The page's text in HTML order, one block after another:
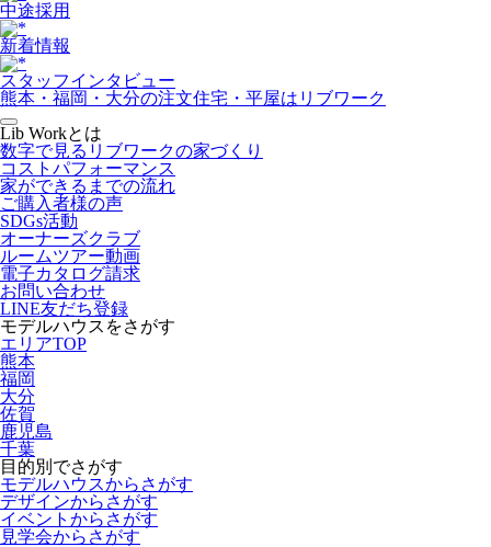
中途採用
新着情報
スタッフインタビュー
熊本・福岡・大分の注文住宅・平屋はリブワーク
Lib Workとは
数字で見るリブワークの家づくり
コストパフォーマンス
家ができるまでの流れ
ご購入者様の声
SDGs活動
オーナーズクラブ
ルームツアー動画
電子カタログ請求
お問い合わせ
LINE友だち登録
モデルハウスをさがす
エリアTOP
熊本
福岡
大分
佐賀
鹿児島
千葉
目的別でさがす
モデルハウスからさがす
デザインからさがす
イベントからさがす
見学会からさがす